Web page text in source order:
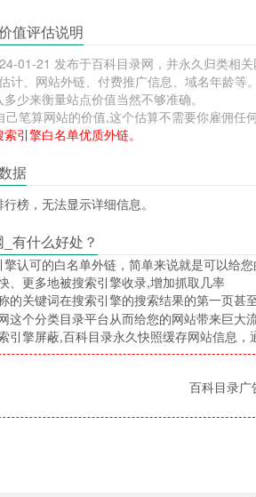
值评估说明
01-21 发布于百科目录网，并永久归类相
计、网站外链、付费推广信息、域名年龄
少来衡量站点价值当然不够准确。
笔算网站的价值,这个估算不需要你雇佣任
引擎白名单优质外链。
据
榜，无法显示详细信息。
有什么好处？
擎认可的白名单外链，简单来说就是可以给
、更多地被搜索引擎收录,增加抓取几率
的关键词在搜索引擎的搜索结果的第一页甚
这个分类目录平台从而给您的网站带来巨大
引擎屏蔽,百科目录永久快照缓存网站信息
百科目录